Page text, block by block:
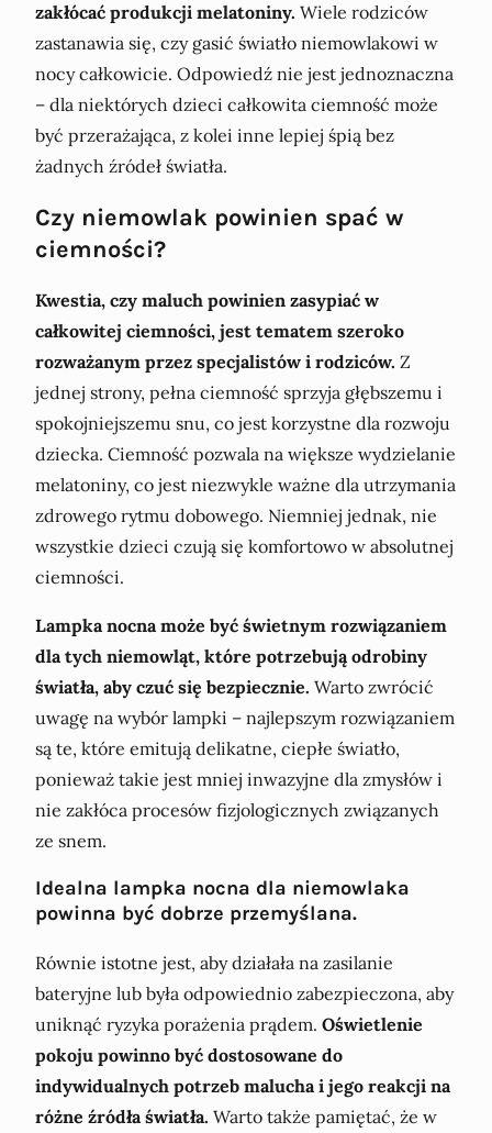
zakłócać produkcji melatoniny. Wiele rodziców
zastanawia się, czy gasić światło niemowlakowi w
nocy całkowicie. Odpowiedź nie jest jednoznaczna
– dla niektórych dzieci całkowita ciemność może
być przerażająca, z kolei inne lepiej śpią bez
żadnych źródeł światła.
Czy niemowlak powinien spać w
ciemności?
Kwestia, czy maluch powinien zasypiać w
całkowitej ciemności, jest tematem szeroko
rozważanym przez specjalistów i rodziców. Z
jednej strony, pełna ciemność sprzyja głębszemu i
spokojniejszemu snu, co jest korzystne dla rozwoju
dziecka. Ciemność pozwala na większe wydzielanie
melatoniny, co jest niezwykle ważne dla utrzymania
zdrowego rytmu dobowego. Niemniej jednak, nie
wszystkie dzieci czują się komfortowo w absolutnej
ciemności.
Lampka nocna może być świetnym rozwiązaniem
dla tych niemowląt, które potrzebują odrobiny
światła, aby czuć się bezpiecznie. Warto zwrócić
uwagę na wybór lampki – najlepszym rozwiązaniem
są te, które emitują delikatne, ciepłe światło,
ponieważ takie jest mniej inwazyjne dla zmysłów i
nie zakłóca procesów fizjologicznych związanych
ze snem.
Idealna lampka nocna dla niemowlaka
powinna być dobrze przemyślana.
Równie istotne jest, aby działała na zasilanie
bateryjne lub była odpowiednio zabezpieczona, aby
uniknąć ryzyka porażenia prądem. Oświetlenie
pokoju powinno być dostosowane do
indywidualnych potrzeb malucha i jego reakcji na
różne źródła światła. Warto także pamiętać, że w